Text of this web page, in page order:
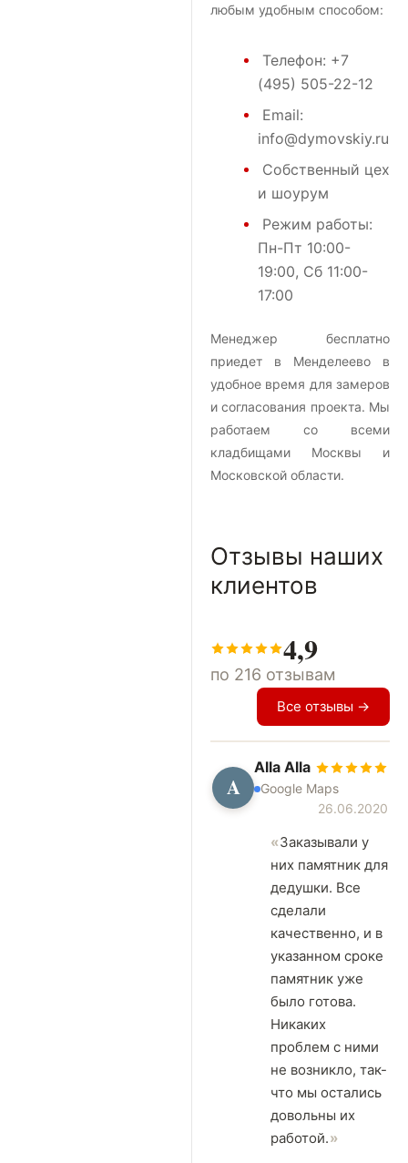
любым удобным способом:
Телефон: +7
(495) 505-22-12
Email:
info@dymovskiy.ru
Собственный цех
и шоурум
Режим работы:
Пн-Пт 10:00-
19:00, Сб 11:00-
17:00
Менеджер бесплатно
приедет в Менделеево в
удобное время для замеров
и согласования проекта. Мы
работаем со всеми
кладбищами Москвы и
Московской области.
Отзывы наших
клиентов
4,9
по 216 отзывам
Все отзывы →
A
Alla Alla
Google Maps
26.06.2020
Заказывали у
них памятник для
дедушки. Все
сделали
качественно, и в
указанном сроке
памятник уже
было готова.
Никаких
проблем с ними
не возникло, так-
что мы остались
довольны их
работой.